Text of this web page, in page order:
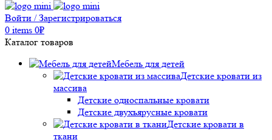
Войти / Зарегистрироваться
0 items 0₽
Каталог товаров
Мебель для детей
Детские кровати из
массива
Детские односпальные кровати
Детские двухъярусные кровати
Детские кровати в
ткани